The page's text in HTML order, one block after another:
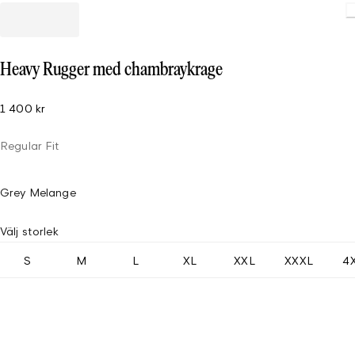
Heavy Rugger med chambraykrage
1 400 kr
Regular Fit
Grey Melange
Välj storlek
S M L XL XXL XXXL